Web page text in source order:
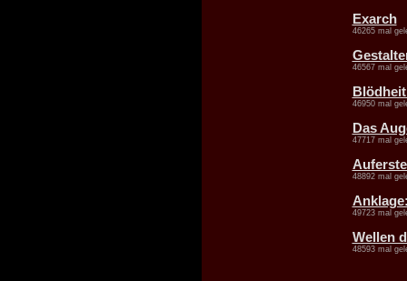
Exarch
46265 mal
46567 mal
46950 mal
Das
47717 mal
48892 mal
49723 mal
Wellen
48593 mal